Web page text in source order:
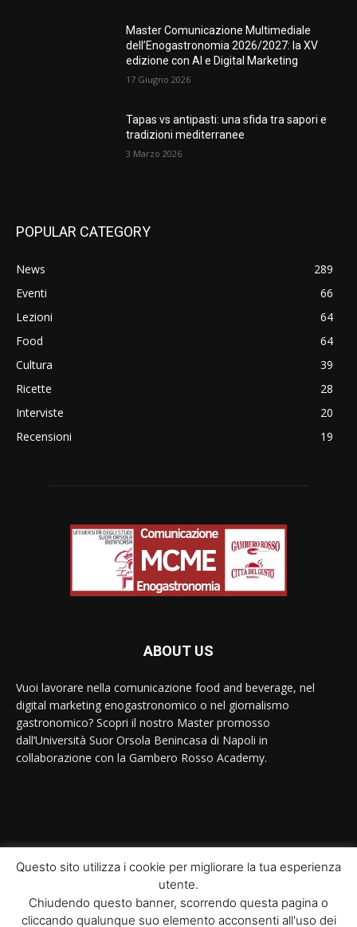
Master Comunicazione Multimediale
dell’Enogastronomia 2026/2027: la XV
edizione con AI e Digital Marketing
17 Giugno 2026
Tapas vs antipasti: una sfida tra sapori e
tradizioni mediterranee
3 Marzo 2026
POPULAR CATEGORY
News
289
Eventi
66
Lezioni
64
Food
64
Cultura
39
Ricette
28
Interviste
20
Recensioni
19
ABOUT US
Vuoi lavorare nella comunicazione food and beverage, nel
digital marketing enogastronomico o nel giornalismo
gastronomico? Scopri il nostro Master promosso
dall’Università Suor Orsola Benincasa di Napoli in
collaborazione con la Gambero Rosso Academy.
© Newspaper WordPress Theme by TagDiv
Questo sito utilizza i cookie per migliorare la tua esperienza
utente.
Chiudendo questo banner, scorrendo questa pagina o
cliccando qualunque suo elemento acconsenti all'uso dei